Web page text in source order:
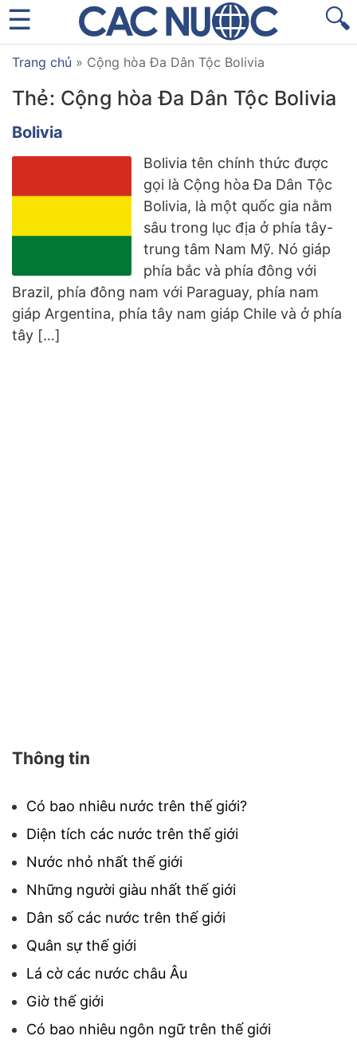
🔍
Trang chủ » Cộng hòa Đa Dân Tộc Bolivia
Thẻ: Cộng hòa Đa Dân Tộc Bolivia
Bolivia
Bolivia tên chính thức được
gọi là Cộng hòa Đa Dân Tộc
Bolivia, là một quốc gia nằm
sâu trong lục địa ở phía tây-
trung tâm Nam Mỹ. Nó giáp
phía bắc và phía đông với
Brazil, phía đông nam với Paraguay, phía nam
giáp Argentina, phía tây nam giáp Chile và ở phía
tây […]
Thông tin
Có bao nhiêu nước trên thế giới?
Diện tích các nước trên thế giới
Nước nhỏ nhất thế giới
Những người giàu nhất thế giới
Dân số các nước trên thế giới
Quân sự thế giới
Lá cờ các nước châu Âu
Giờ thế giới
Có bao nhiêu ngôn ngữ trên thế giới